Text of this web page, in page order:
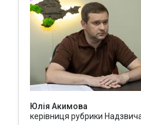
Юлія Акимова
керівниця рубрики